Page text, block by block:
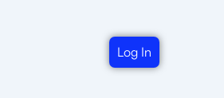
Log In